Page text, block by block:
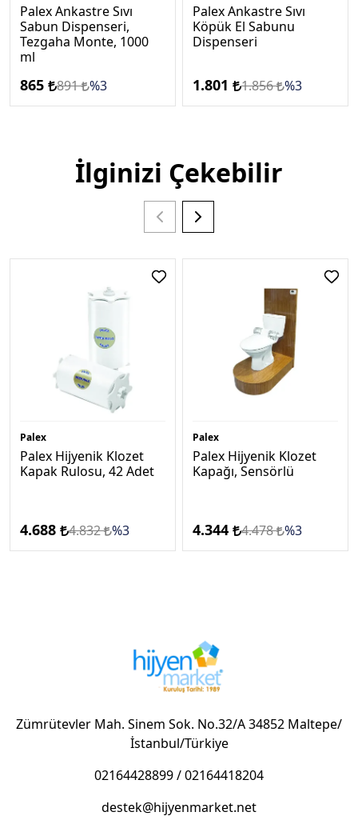
Palex Ankastre Sıvı
Sabun Dispenseri,
Tezgaha Monte, 1000
ml
865 891 %3
Palex Ankastre Sıvı
Köpük El Sabunu
Dispenseri
1.801 1.856 %3
İlginizi Çekebilir
Palex
Palex Hijyenik Klozet
Kapak Rulosu, 42 Adet
4.688 4.832 %3
Palex
Palex Hijyenik Klozet
Kapağı, Sensörlü
4.344 4.478 %3
Zümrütevler Mah. Sinem Sok. No.32/A 34852 Maltepe/
İstanbul/Türkiye
02164428899/02164418204
destek@hijyenmarket.net